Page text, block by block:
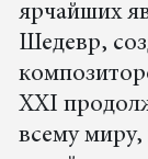
ярчайших
Шедевр,
ХХI
всему